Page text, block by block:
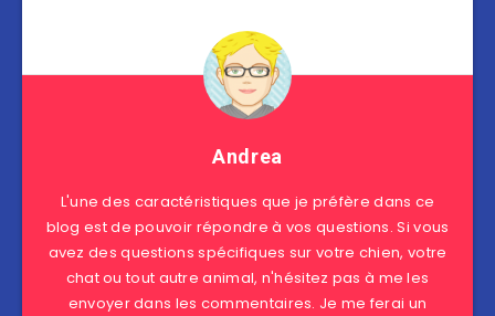
Andrea
L'une des caractéristiques que je préfère dans ce
blog est de pouvoir répondre à vos questions. Si vous
avez des questions spécifiques sur votre chien, votre
chat ou tout autre animal, n'hésitez pas à me les
envoyer dans les commentaires. Je me ferai un